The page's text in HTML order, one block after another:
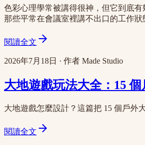
色彩心理學常被講得很神，但它到底
那些平常在會議室裡講不出口的工作狀
閱讀全文
2026年7月18日 · 作者 Made Studio
大地遊戲玩法大全：15 個
大地遊戲怎麼設計？這篇把 15 個戶外
閱讀全文